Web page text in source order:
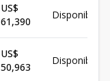
US$
61,390
Disponible
US$
50,963
Disponible